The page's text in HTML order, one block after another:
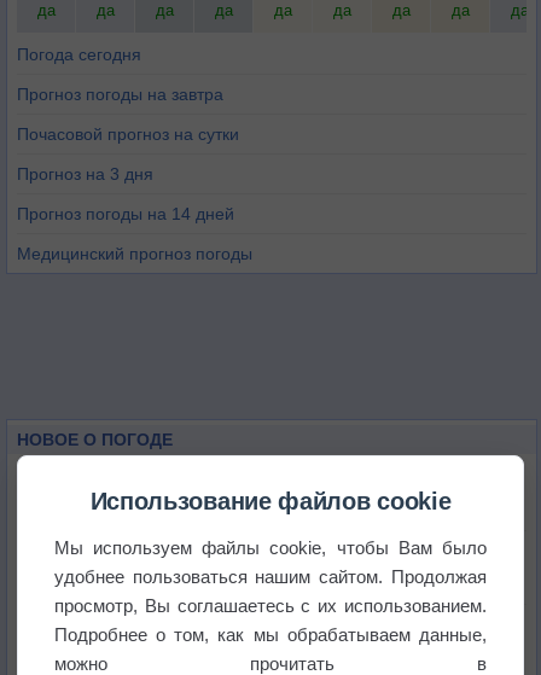
да да да да да да да да да
Погода сегодня
Прогноз погоды на завтра
Почасовой прогноз на сутки
Прогноз на 3 дня
Прогноз погоды на 14 дней
Медицинский прогноз погоды
НОВОЕ О ПОГОДЕ
Приложение построит маршрут через тень
Атмосфера начала замерзать
Использование файлов cookie
Мы используем файлы cookie, чтобы Вам было
удобнее пользоваться нашим сайтом. Продолжая
просмотр, Вы соглашаетесь с их использованием.
Подробнее о том, как мы обрабатываем данные,
можно прочитать в